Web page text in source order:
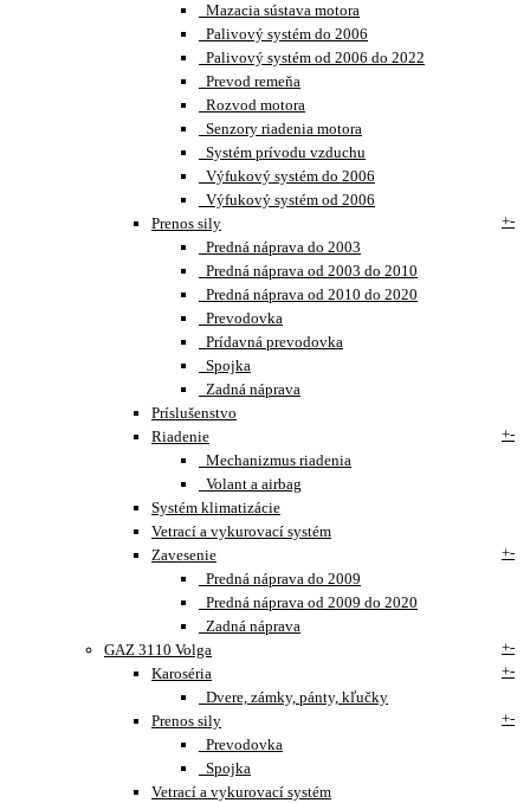
Mazacia sústava motora
Palivový systém do 2006
Palivový systém od 2006 do 2022
Prevod remeňa
Rozvod motora
Senzory riadenia motora
Systém prívodu vzduchu
Výfukový systém do 2006
Výfukový systém od 2006
Prenos sily
+-
Predná náprava do 2003
Predná náprava od 2003 do 2010
Predná náprava od 2010 do 2020
Prevodovka
Prídavná prevodovka
Spojka
Zadná náprava
Príslušenstvo
Riadenie
+-
Mechanizmus riadenia
Volant a airbag
Systém klimatizácie
Vetrací a vykurovací systém
Zavesenie
+-
Predná náprava do 2009
Predná náprava od 2009 do 2020
Zadná náprava
GAZ 3110 Volga
+-
Karoséria
+-
Dvere, zámky, pánty, kľučky
Prenos sily
+-
Prevodovka
Spojka
Vetrací a vykurovací systém